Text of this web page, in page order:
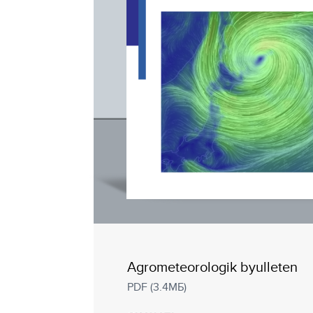
Agrometeorologik byulleten
PDF (3.4МБ)